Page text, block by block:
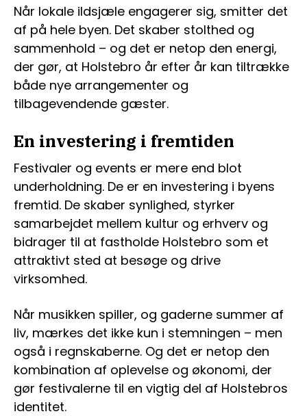
Når lokale ildsjæle engagerer sig, smitter det
af på hele byen. Det skaber stolthed og
sammenhold – og det er netop den energi,
der gør, at Holstebro år efter år kan tiltrække
både nye arrangementer og
tilbagevendende gæster.
En investering i fremtiden
Festivaler og events er mere end blot
underholdning. De er en investering i byens
fremtid. De skaber synlighed, styrker
samarbejdet mellem kultur og erhverv og
bidrager til at fastholde Holstebro som et
attraktivt sted at besøge og drive
virksomhed.
Når musikken spiller, og gaderne summer af
liv, mærkes det ikke kun i stemningen – men
også i regnskaberne. Og det er netop den
kombination af oplevelse og økonomi, der
gør festivalerne til en vigtig del af Holstebros
identitet.